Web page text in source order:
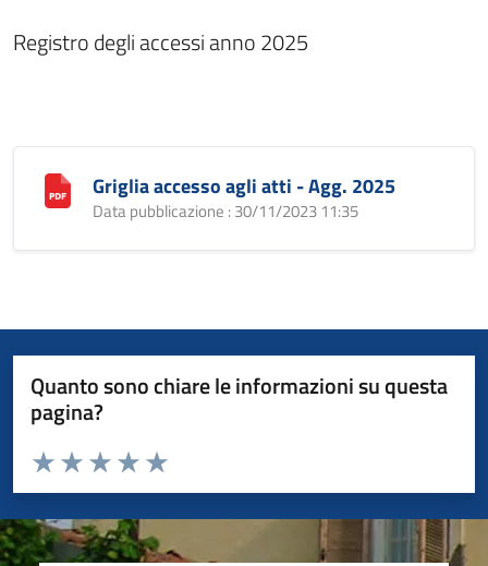
Registro degli accessi anno 2025
Griglia accesso agli atti - Agg. 2025
Data pubblicazione : 30/11/2023 11:35
Quanto sono chiare le informazioni su questa
pagina?
Valuta da 1 a 5 stelle la pagina
Valuta 5 stelle su 5
Valuta 4 stelle su 5
Valuta 3 stelle su 5
Valuta 2 stelle su 5
Valuta 1 stelle su 5